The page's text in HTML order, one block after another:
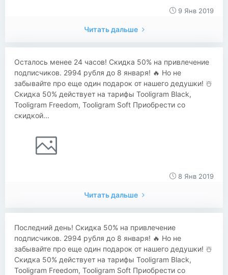
9 Янв 2019
Читать дальше
Осталось менее 24 часов! Скидка 50% на привлечение
подписчиков. 2994 рубля до 8 января! 🔥 Но не
забывайте про еще один подарок от нашего дедушки! ☃️
Скидка 50% действует на тарифы Tooligram Black,
Tooligram Freedom, Tooligram Soft Приобрести со
скидкой...
8 Янв 2019
Читать дальше
Последний день! Скидка 50% на привлечение
подписчиков. 2994 рубля до 8 января! 🔥 Но не
забывайте про еще один подарок от нашего дедушки! ☃️
Скидка 50% действует на тарифы Tooligram Black,
Tooligram Freedom, Tooligram Soft Приобрести со